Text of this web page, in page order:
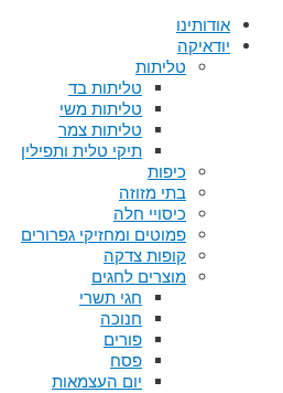
אודותינו
יודאיקה
טליתות
טליתות בד
טליתות משי
טליתות צמר
תיקי טלית ותפילין
כיפות
בתי מזוזה
כיסויי חלה
פמוטים ומחזיקי גפרורים
קופות צדקה
מוצרים לחגים
חגי תשרי
חנוכה
פורים
פסח
יום העצמאות